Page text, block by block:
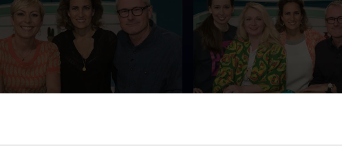
med holdkaptajnerne Gitte